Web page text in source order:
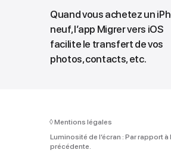
Quand vous achetez un
neuf, l’app Migrer vers iOS
facilite le transfert de vos
photos, contacts, etc.
◊Mentions légales
Luminosité de l’écran : Par rapport à
précédente.